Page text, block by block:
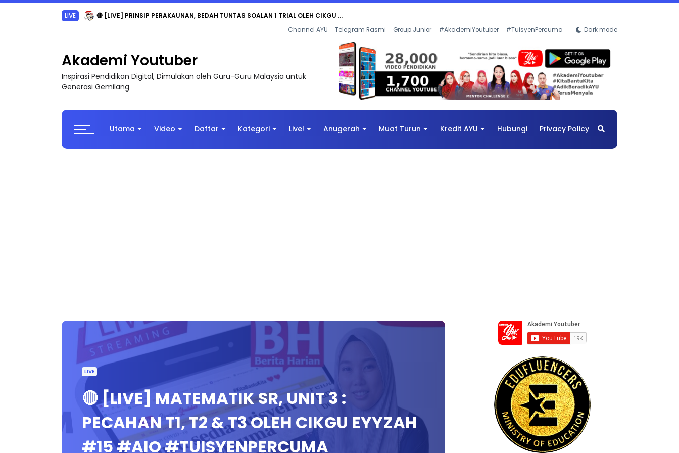
TRANSFORMASI DIGITAL GURU SIRI 7 : PAHLAWAN DIGITAL PENYELAMAT DUNIA
Channel AYU Telegram Rasmi Group Junior #AkademiYoutuber #TuisyenPercuma Dark mode
Akademi Youtuber
Inspirasi Pendidikan Digital, Dimulakan oleh Guru-Guru Malaysia untuk
Generasi Gemilang
Utama Video Daftar Kategori Live! Anugerah Muat Turun Kredit AYU Hubungi Privacy Policy
LIVE
🔴 [LIVE] MATEMATIK SR, UNIT 3 :
PECAHAN T1, T2 & T3 OLEH CIKGU EYYZAH
#15 #AIO #TUISYENPERCUMA